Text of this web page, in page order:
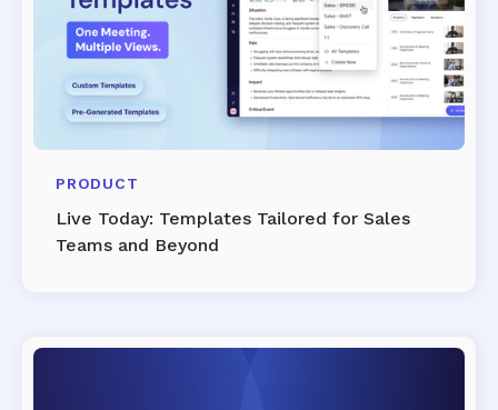
PRODUCT
Live Today: Templates Tailored for Sales
Teams and Beyond